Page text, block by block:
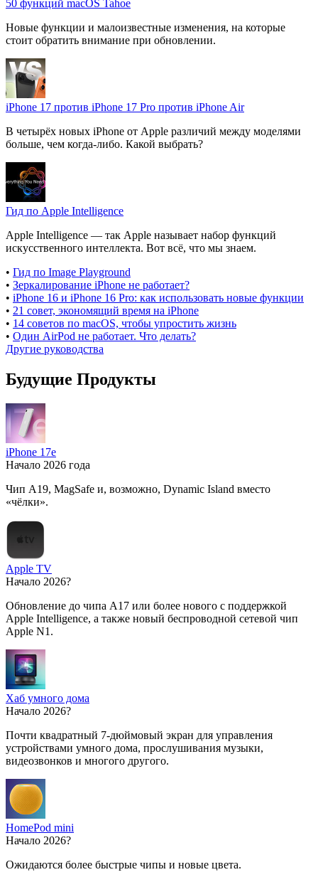
50 функций macOS Tahoe
Новые функции и малоизвестные изменения, на которые
стоит обратить внимание при обновлении.
iPhone 17 против iPhone 17 Pro против iPhone Air
В четырёх новых iPhone от Apple различий между моделями
больше, чем когда-либо. Какой выбрать?
Гид по Apple Intelligence
Apple Intelligence — так Apple называет набор функций
искусственного интеллекта. Вот всё, что мы знаем.
• Гид по Image Playground
• Зеркалирование iPhone не работает?
• iPhone 16 и iPhone 16 Pro: как использовать новые функции
• 21 совет, экономящий время на iPhone
• 14 советов по macOS, чтобы упростить жизнь
• Один AirPod не работает. Что делать?
Другие руководства
Будущие Продукты
iPhone 17e
Начало 2026 года
Чип A19, MagSafe и, возможно, Dynamic Island вместо
«чёлки».
Apple TV
Начало 2026?
Обновление до чипа A17 или более нового с поддержкой
Apple Intelligence, а также новый беспроводной сетевой чип
Apple N1.
Хаб умного дома
Начало 2026?
Почти квадратный 7-дюймовый экран для управления
устройствами умного дома, прослушивания музыки,
видеозвонков и многого другого.
HomePod mini
Начало 2026?
Ожидаются более быстрые чипы и новые цвета.